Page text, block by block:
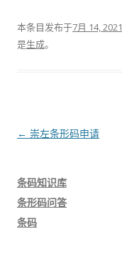
本条目发布于7月 14, 2021
是生成。
文
← 崇左条形码申请
条码知识库
条形码问答
条码